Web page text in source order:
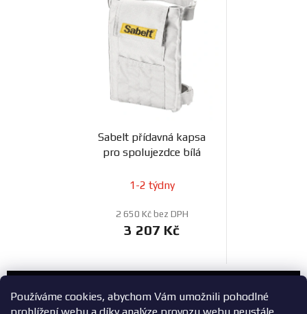
Používáme cookies, abychom Vám umožnili pohodlné
Sabelt přídavná kapsa
pro spolujezdce bílá
1-2 týdny
2 650 Kč bez DPH
3 207 Kč
Zákaznický servis